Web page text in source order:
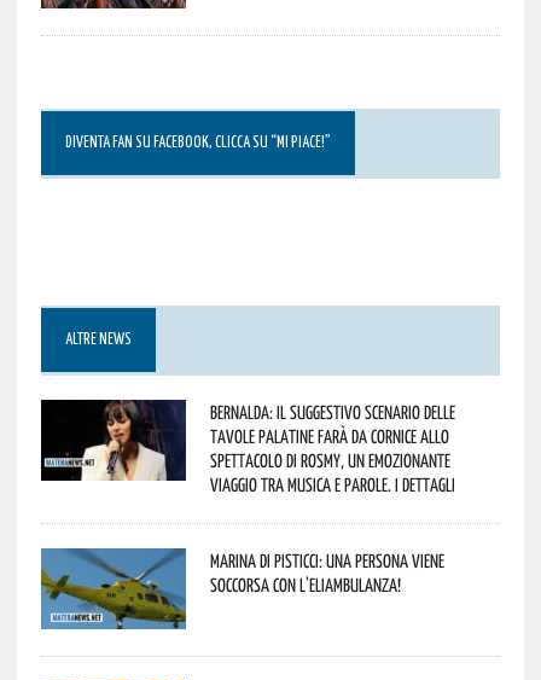
DIVENTA FAN SU FACEBOOK, CLICCA SU “MI PIACE!”
ALTRE NEWS
Bernalda: il suggestivo scenario delle
Tavole Palatine farà da cornice allo
spettacolo di Rosmy, un emozionante
viaggio tra musica e parole. I dettagli
Marina di Pisticci: una persona viene
soccorsa con l’eliambulanza!